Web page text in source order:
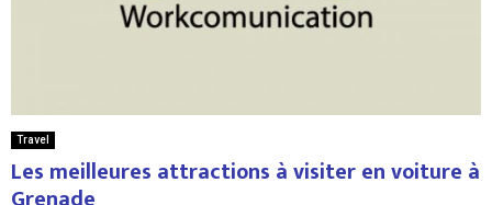
Travel
Les meilleures attractions à visiter en voiture à